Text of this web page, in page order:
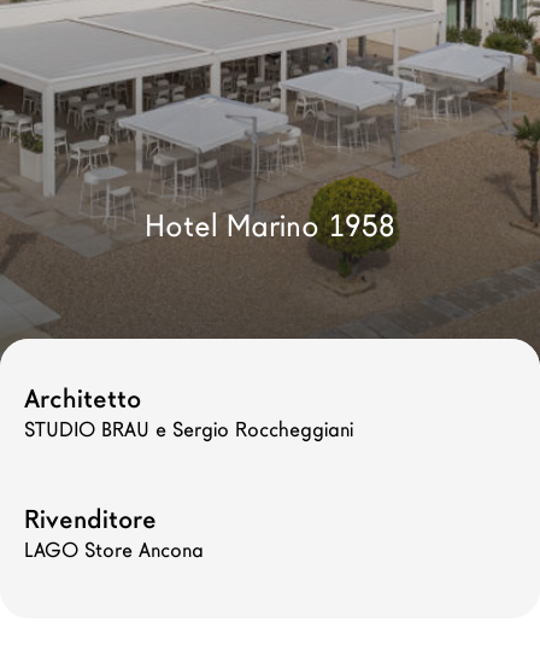
Nuovi Prodotti MDW26
Il Brand
Architetti
LAGO Homes
News
Press
Contatti
Hotel Marino 1958
Architetto
STUDIO BRAU e Sergio Roccheggiani
Rivenditore
LAGO Store Ancona